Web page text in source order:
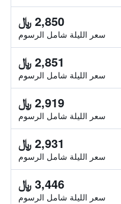
2,850 ﷼
سعر الليلة شامل الرسوم
2,851 ﷼
سعر الليلة شامل الرسوم
2,919 ﷼
سعر الليلة شامل الرسوم
2,931 ﷼
سعر الليلة شامل الرسوم
3,446 ﷼
سعر الليلة شامل الرسوم